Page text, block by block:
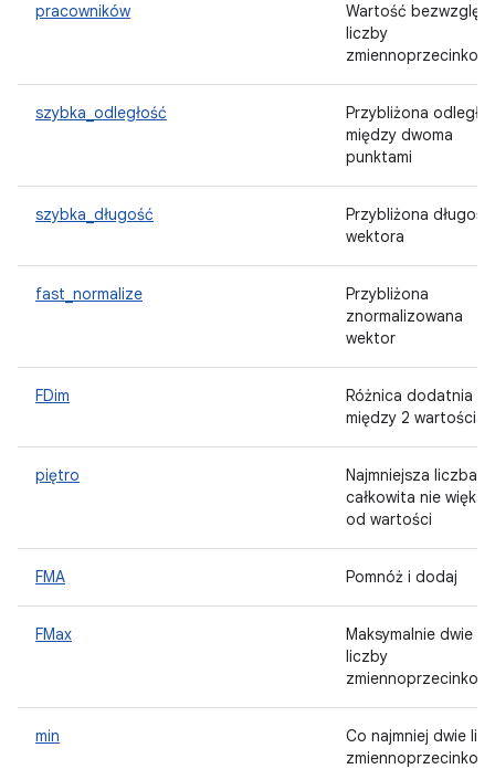
pracowników
Wartość
liczby
szybka_odległość
Przybliżona
między dwoma
punktami
szybka_długość
Przybliżona długość
wektora
fast_normalize
Przybliżona
znormalizowana
wektor
FDim
Różnica dodatnia
między 2
piętro
Najmniejsza liczba
całkowita nie
od wartości
FMA Pomnóż i dodaj
FMax
Maksymalnie dwie
liczby
min
Co najmniej dwie